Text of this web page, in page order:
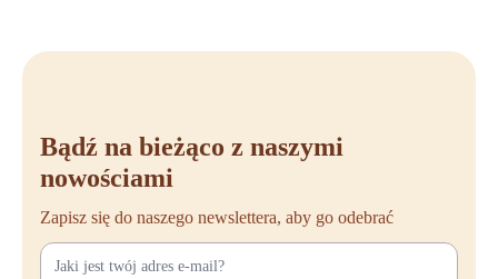
RH bureaustoel die bij je past.
ontworpen voor langdurig gebruik en biedt uitgebreide
instelmogelijkheden, waaronder lendensteun, verstelbare zitting,
rugleuning en armsteunen. Perfect voor wie dagelijks vele uren achter
De RH Mereo is een ander geliefd model dat opvalt door zijn moderne
design en gebruiksvriendelijke bediening. Deze stoel is zeer geschikt
Bądź na bieżąco z naszymi
nowościami
Zapisz się do naszego newslettera, aby go odebrać